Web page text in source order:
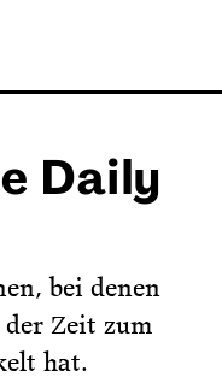
Daily
bei denen
Zeit zum
hat.